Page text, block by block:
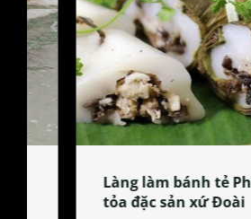
Làng làm bánh tẻ Phú
tỏa đặc sản xứ Đoài